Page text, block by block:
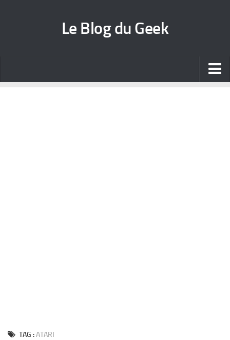
Le Blog du Geek
TAG :ATARI